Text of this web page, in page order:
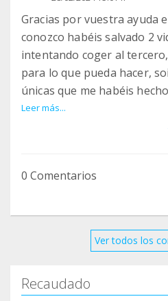
Gracias por vuestra ayuda
conozco habéis salvado 2
intentando coger al
para lo que pueda hacer,
únicas que me habéis
ayuda ha un montón de
Leer más...
0 Comentarios
Ver todos los
Recaudado